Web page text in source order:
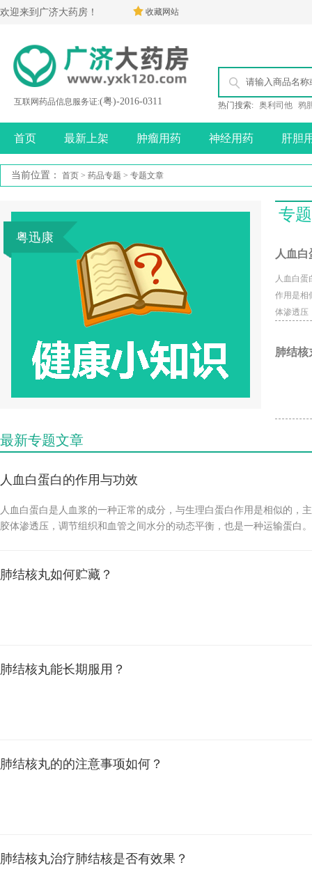
欢迎来到广济大药房！ 收藏网站
互联网药品信息服务证:(粤)-2016-0311 热门搜索: 奥利司他 鸦
首页 最新上架 肿瘤用药 神经用药 肝胆
当前位置： 首页 > 药品专题 > 专题文章
粤迅康
专
人血
人血白蛋
作用是相
体渗透压
力，可以
肺结核
最新专题文章
人血白蛋白的作用与功效
人血白蛋白是人血浆的一种正常的成分，与生理白蛋白作用是相似的，
胶体渗透压，调节组织和血管之间水分的动态平衡，也是一种运输蛋白
的使用是要根据医生的指导用药的。 在使用过程中可能会出现一些副作
肺结核丸如何贮藏？
肺结核丸能长期服用？
肺结核丸的的注意事项如何？
肺结核丸治疗肺结核是否有效果？